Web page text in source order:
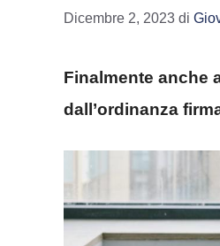
Dicembre 2, 2023 di
Finalmente anche
dall’ordinanza